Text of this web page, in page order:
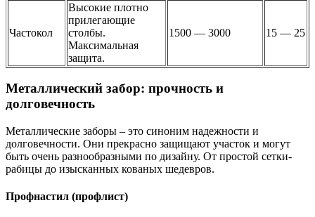
Частокол
Высокие плотно
прилегающие
столбы.
Максимальная
защита.
1500 — 3000 15 — 25
Металлический забор: прочность и
долговечность
Металлические заборы – это синоним надежности и
долговечности. Они прекрасно защищают участок и могут
быть очень разнообразными по дизайну. От простой сетки-
рабицы до изысканных кованых шедевров.
Профнастил (профлист)